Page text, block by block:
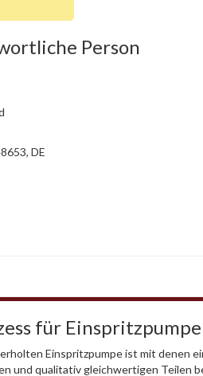
Person
DE
für
Einspritzpumpe ist mit denen
und qualitativ gleichwertigen Teilen